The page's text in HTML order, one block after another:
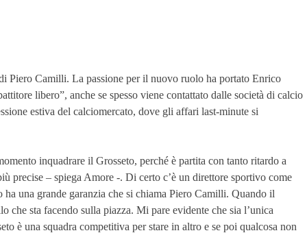
Piero Camilli. La passione per il nuovo ruolo ha portato Enrico
libero”, anche se spesso viene contattato dalle società di calcio
estiva del calciomercato, dove gli affari last-minute si
inquadrare il Grosseto, perché è partita con tanto ritardo a
precise – spiega Amore -. Di certo c’è un direttore sportivo come
una grande garanzia che si chiama Piero Camilli. Quando il
che sta facendo sulla piazza. Mi pare evidente che sia l’unica
è una squadra competitiva per stare in altro e se poi qualcosa non